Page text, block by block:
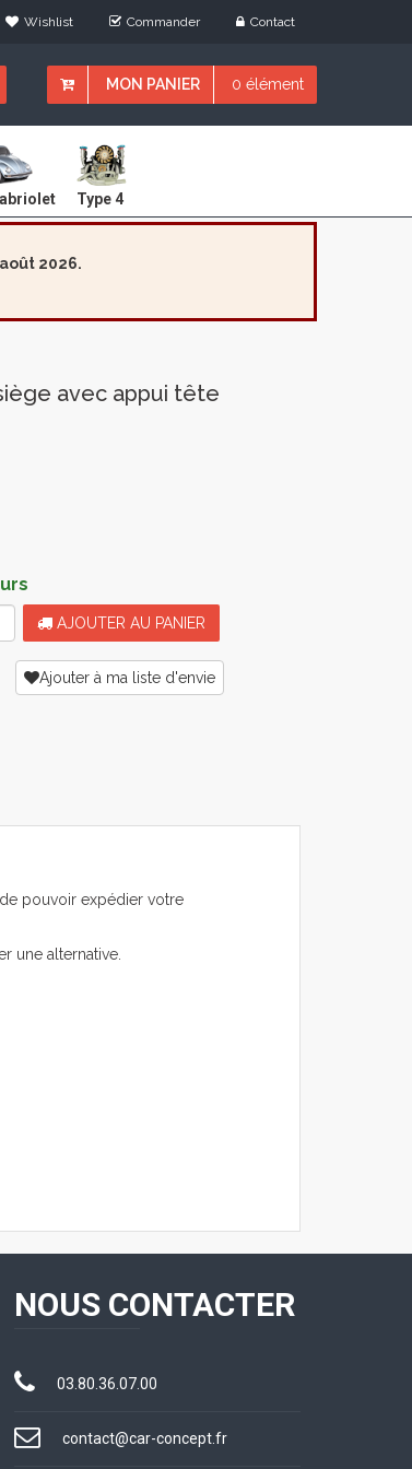
Wishlist Commander Contact
MON PANIER 0 élément
Type 4
2026.
avec appui tête
AJOUTER AU PANIER
Ajouter à ma liste d'envie
pouvoir expédier votre
une alternative.
NOUS CONTACTER
03.80.36.07.00
contact@car-concept.fr